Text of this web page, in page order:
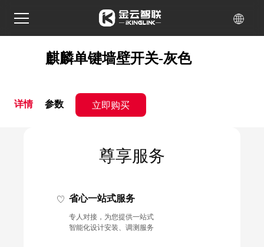
麒麟单键墙壁开关-灰色
详情 参数 立即购买
尊享服务
省心一站式服务
专人对接，为您提供一站式
智能化设计安装、调测服务